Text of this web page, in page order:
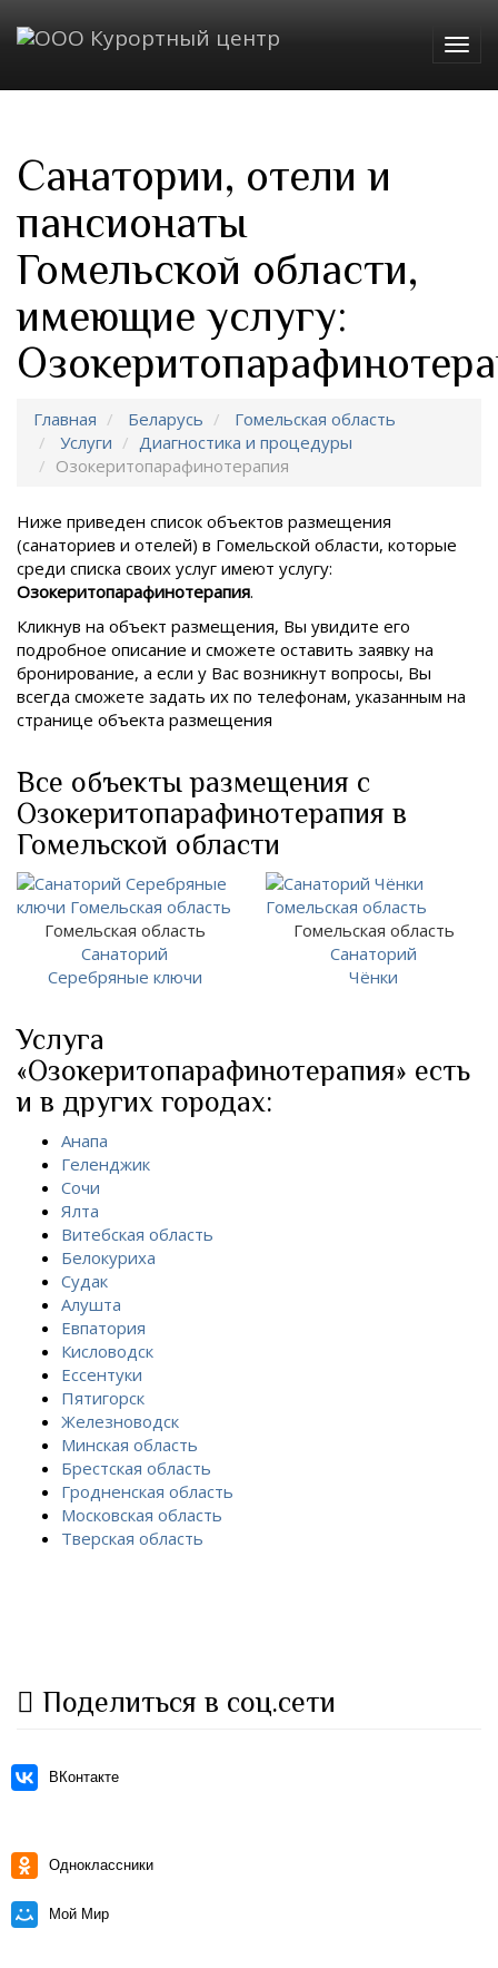
Санатории, отели и
пансионаты
Гомельской области,
имеющие услугу:
Главная Беларусь
Гомельская область
Услуги
Диагностика и процедуры
Озокеритопарафинотерапия
Ниже приведен список объектов размещения
(санаториев и отелей) в Гомельской области, которые
среди списка своих услуг имеют услугу:
Озокеритопарафинотерапия.
Кликнув на объект размещения, Вы увидите его
подробное описание и сможете оставить заявку на
бронирование, а если у Вас возникнут вопросы, Вы
всегда сможете задать их по телефонам, указанным на
странице объекта размещения
Все объекты размещения с
Озокеритопарафинотерапия в
Гомельской области
Гомельская область
Санаторий
Серебряные ключи
Гомельская область
Санаторий
Чёнки
Услуга
«Озокеритопарафинотерапия» есть
и в других городах:
Анапа
Геленджик
Сочи
Ялта
Витебская область
Белокуриха
Судак
Алушта
Евпатория
Кисловодск
Ессентуки
Пятигорск
Железноводск
Минская область
Брестская область
Гродненская область
Московская область
Тверская область
Поделиться в соц.сети
ВКонтакте
Одноклассники
Мой Мир